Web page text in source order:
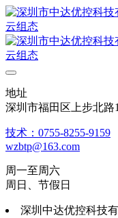
地址
深圳市福田区上步北路
技术：0755-8255-9159
wzbtp@163.com
周一至周六
周日、节假日
深圳中达优控科技